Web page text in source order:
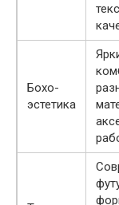
Бохо-
эстетика